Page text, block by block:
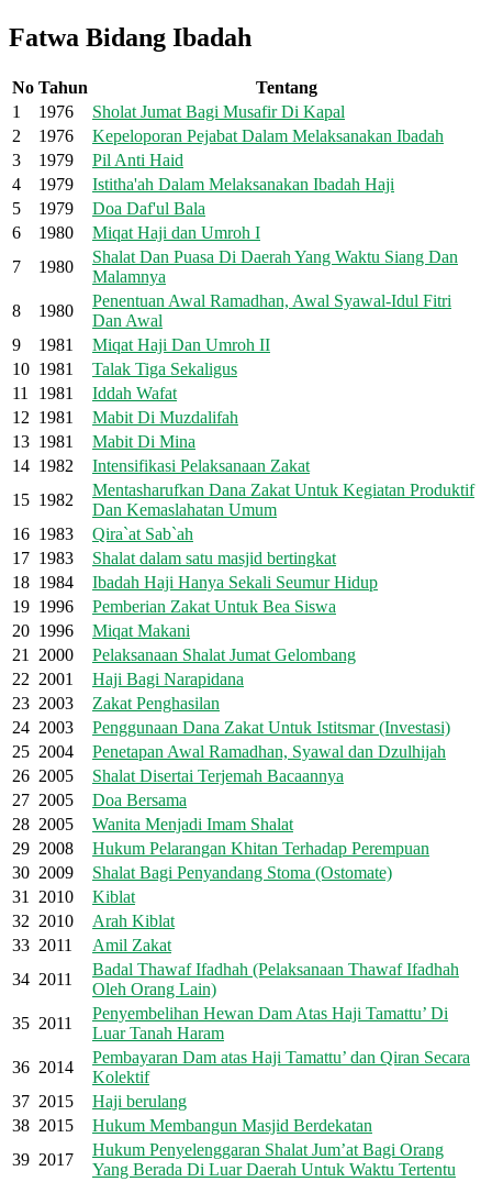
Fatwa Bidang Ibadah
No Tahun
Tentang
1
1976
Sholat Jumat Bagi Musafir Di Kapal
2
1976
Kepeloporan Pejabat Dalam Melaksanakan Ibadah
3
1979
Pil Anti Haid
4
1979
Istitha'ah Dalam Melaksanakan Ibadah Haji
5
1979
Doa Daf'ul Bala
6
1980
Miqat Haji dan Umroh I
7
1980
Shalat Dan Puasa Di Daerah Yang Waktu Siang Dan
Malamnya
8
1980
Penentuan Awal Ramadhan, Awal Syawal-Idul Fitri
Dan Awal
9
1981
Miqat Haji Dan Umroh II
10 1981
Talak Tiga Sekaligus
11
1981
Iddah Wafat
12 1981
Mabit Di Muzdalifah
13 1981
Mabit Di Mina
14 1982
Intensifikasi Pelaksanaan Zakat
15 1982
Mentasharufkan Dana Zakat Untuk Kegiatan Produktif
Dan Kemaslahatan Umum
16 1983
Qira`at Sab`ah
17 1983
Shalat dalam satu masjid bertingkat
18 1984
Ibadah Haji Hanya Sekali Seumur Hidup
19 1996
Pemberian Zakat Untuk Bea Siswa
20 1996
Miqat Makani
21
2000
Pelaksanaan Shalat Jumat Gelombang
22 2001
Haji Bagi Narapidana
23 2003
Zakat Penghasilan
24 2003
Penggunaan Dana Zakat Untuk Istitsmar (Investasi)
25 2004
Penetapan Awal Ramadhan, Syawal dan Dzulhijah
26 2005
Shalat Disertai Terjemah Bacaannya
27 2005
Doa Bersama
28 2005
Wanita Menjadi Imam Shalat
29 2008
Hukum Pelarangan Khitan Terhadap Perempuan
30 2009
Shalat Bagi Penyandang Stoma (Ostomate)
31
2010
Kiblat
32 2010
Arah Kiblat
33 2011
Amil Zakat
34 2011
Badal Thawaf Ifadhah (Pelaksanaan Thawaf Ifadhah
Oleh Orang Lain)
35 2011
Penyembelihan Hewan Dam Atas Haji Tamattu’ Di
Luar Tanah Haram
36 2014
Pembayaran Dam atas Haji Tamattu’ dan Qiran Secara
Kolektif
37 2015
Haji berulang
38 2015
Hukum Membangun Masjid Berdekatan
39 2017
Hukum Penyelenggaran Shalat Jum’at Bagi Orang
Yang Berada Di Luar Daerah Untuk Waktu Tertentu